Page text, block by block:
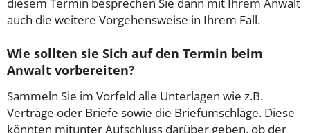
auch die weitere Vorgehensweise in Ihrem Fall.
Wie sollten sie Sich auf den Termin beim
Anwalt vorbereiten?
Sammeln Sie im Vorfeld alle Unterlagen wie z.B.
Verträge oder Briefe sowie die Briefumschläge. Diese
könnten mitunter Aufschluss darüber geben, ob der